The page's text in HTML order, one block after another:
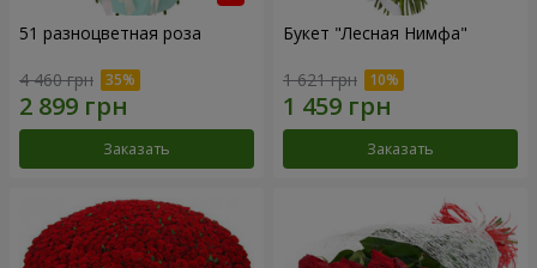
51 разноцветная роза
4 460 грн
Заказать
Букет "Лесная Нимфа"
1 621 грн
Заказать